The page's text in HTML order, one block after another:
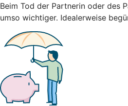
Beim Tod der Partnerin oder des
umso wichtiger. Idealerweise